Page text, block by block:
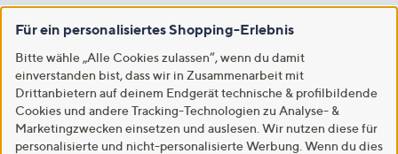
Für ein personalisiertes Shopping-Erlebnis
Bitte wähle „Alle Cookies zulassen“, wenn du damit
einverstanden bist, dass wir in Zusammenarbeit mit
Drittanbietern auf deinem Endgerät technische & profilbildende
Cookies und andere Tracking-Technologien zu Analyse- &
Marketingzwecken einsetzen und auslesen. Wir nutzen diese für
personalisierte und nicht-personalisierte Werbung. Wenn du dies